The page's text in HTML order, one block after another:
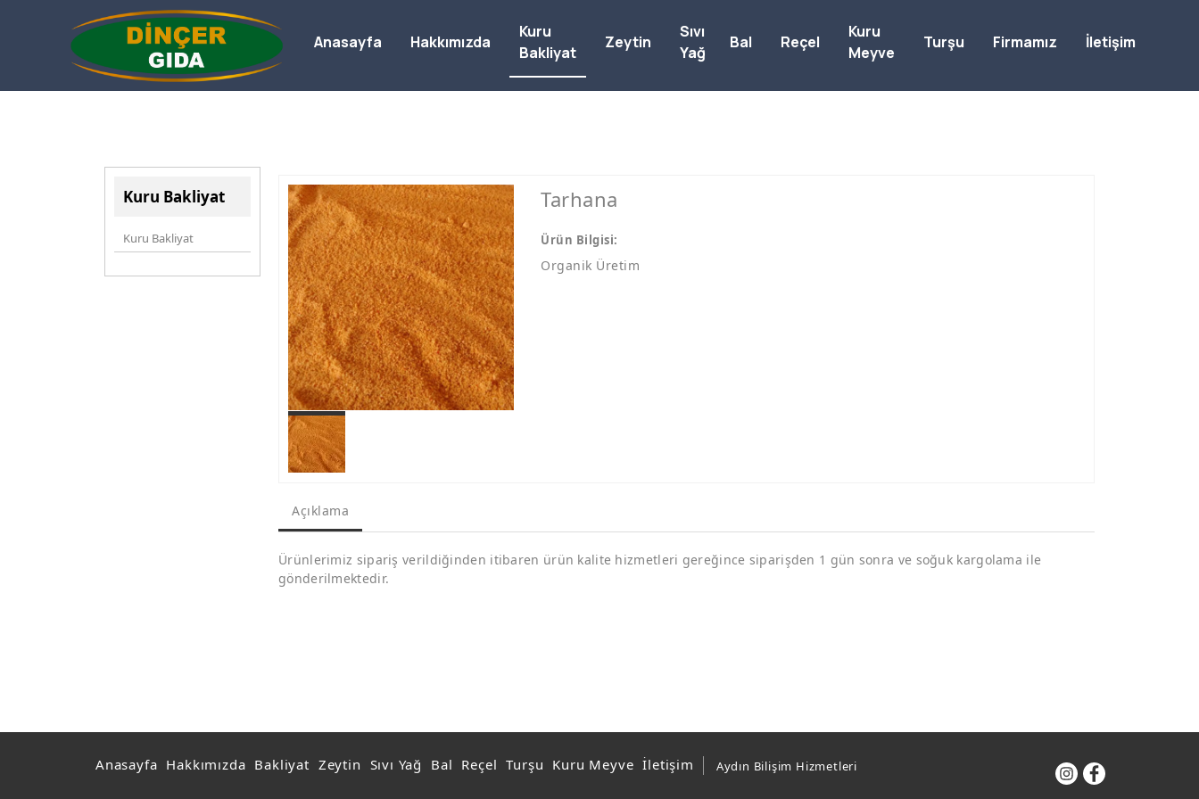
Kuru Bakliyat
Kuru Bakliyat
Tarhana
Ürün Bilgisi:
Organik Üretim
Açıklama
Ürünlerimiz sipariş verildiğinden itibaren ürün kalite hizmetleri gereğince siparişden 1 gün sonra ve soğuk kargolama ile
gönderilmektedir.
Anasayfa Hakkımızda
Kuru
Bakliyat
Zeytin
Sıvı
Yağ
Bal Reçel
Kuru
Meyve
Turşu Firmamız İletişim
Anasayfa Hakkımızda Bakliyat Zeytin Sıvı Yağ Bal Reçel Turşu Kuru Meyve İletişim Aydın Bilişim Hizmetleri